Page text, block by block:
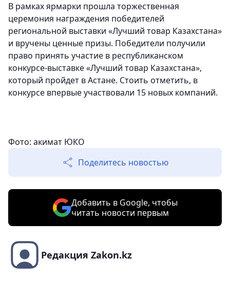
В рамках ярмарки прошла торжественная
церемония награждения победителей
региональной выставки «Лучший товар Казахстана»
и вручены ценные призы. Победители получили
право принять участие в республиканском
конкурсе-выставке «Лучший товар Казахстана»,
который пройдет в Астане. Стоить отметить, в
конкурсе впервые участвовали 15 новых компаний.
Фото: акимат ЮКО
Поделитесь новостью
Добавить в Google, чтобы
читать новости первым
Редакция Zakon.kz